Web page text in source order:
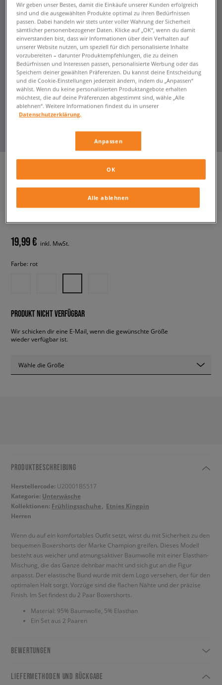
CHAMPION BOXERSHORTS 2
herren, unterwäsche
19,99 € inkl. MwSt.
Farbe: rot
PRODUKT NICHT VERFÜGBAR
Wir schicken dir eine E-Mail, wenn die gewünschte Größe
wieder verfügbar ist.
Wähle die Größe
PRODUKTBESCHREIBUNG
Herstellercode: U20001BS517
Kategorie: Unterwäsche
Kollektionen: Frühlingsschuhe
Etnies Kingpin
Herren
Wenn du auf ein komfortables Outfit setzt, wirst du mit Sicherheit zu den
bequemen Boxershorts der Marke Champion greifen. Dieses Modell
besteht aus weicher und atmungsaktiver Baumwolle mit einer Elasthan-
Mischung, die das Ganze dehnbar macht und sich gut an die Figur
anpasst. Der elastische Bund wurde mit dem Logo versehen, der für den
optimalen Halt sorgt. Vorzüge sind die flachen Nähte und der präzise
Finish. Im Set findest du 2 Paar Boxershorts.
Material: 95% Baumwolle, 5% Elasthan
Ein Set aus 2 Paaren
BEWERTUNGEN
LIEFERMETHODEN UND RÜCKGABE
Wir geben unser Bestes, damit die Einkäufe unserer Kunden erfolgreich
sind und die ausgewählten Produkte optimal zu ihren Bedürfnissen
passen. Dabei handeln wir stets unter voller Wahrung der Sicherheit
sämtlicher personenbezogener Daten. Klicke auf „OK“, wenn du damit
einverstanden bist, dass wir Informationen über dein Verhalten auf
unserer Website nutzen, um speziell für dich personalisierte Inhalte
vorzubereiten – darunter Produktempfehlungen, die zu deinen
Bedürfnissen und Interessen passen, personalisierte Werbung oder das
Speichern deiner gewählten Präferenzen. Du kannst deine Entscheidung
und die Cookie-Einstellungen jederzeit ändern, indem du „Anpassen“
wählst. Wenn du keine personalisierten Produktangebote erhalten
möchtest, die auf deine Präferenzen abgestimmt sind, wähle „Alle
ablehnen“. Weitere Informationen findest du in unserer
Datenschutzerklärung.
Anpassen
Alle ablehnen
OK